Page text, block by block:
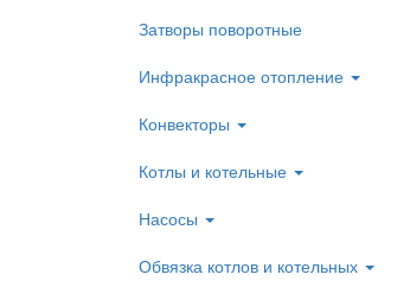
Затворы поворотные
Инфракрасное отопление
Конвекторы
Котлы и котельные
Насосы
Обвязка котлов и котельных